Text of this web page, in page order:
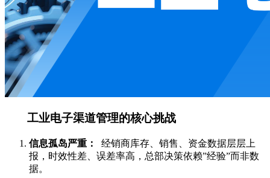
工业电子渠道管理的核心挑战
信息孤岛严重：
经销商库存、销售、资金数据层层上
报，时效性差、误差率高，总部决策依赖”经验”而非数
据。